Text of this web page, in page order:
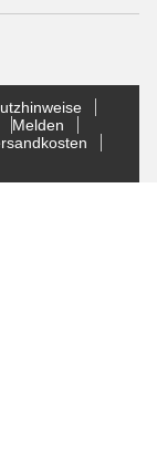
Melden